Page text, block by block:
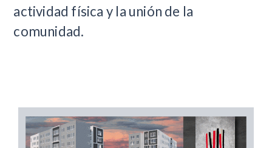
actividad física y la unión de la
comunidad.